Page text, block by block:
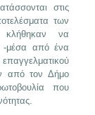
στις
των
κλήθηκαν να
-μέσα από ένα
από τον Δήμο
που